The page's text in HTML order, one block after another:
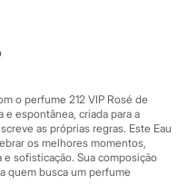
o perfume 212 VIP Rosé de
e espontânea, criada para a
as próprias regras. Este Eau
os melhores momentos,
sofisticação. Sua composição
quem busca um perfume